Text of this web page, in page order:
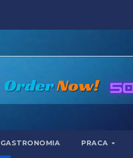
GASTRONOMIA PRACA